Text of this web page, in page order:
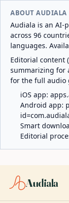
ABOUT AUDIALA
Audiala is an AI-
across 96
languages.
Editorial content
summarizing for
for the full audio
iOS app:
Android app:
Smart
Editorial
Audiala